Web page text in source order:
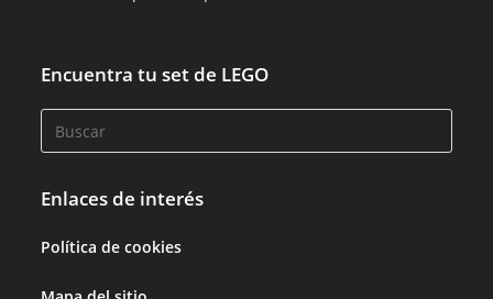
Encuentra tu set de LEGO
Enlaces de interés
Política de cookies